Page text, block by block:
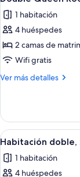
grande
todas
las
fotos
de
Double
Queen
Pets)
1 habitación
4 huéspedes
2 camas de
Wifi gratis
Ver más detalles
Más
Queen
Room
(No
Abrir
todas
las
5
Habitación doble,
1 habitación
4 huéspedes